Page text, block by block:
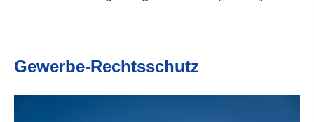
Gewerbe-Rechtsschutz